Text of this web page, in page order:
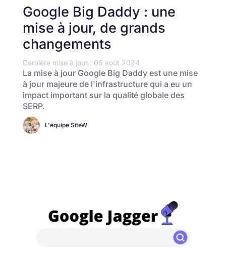
Google Big Daddy : une
mise à jour, de grands
changements
Dernière mise à jour : 06 août 2024
La mise à jour Google Big Daddy est une mise
à jour majeure de l'infrastructure qui a eu un
impact important sur la qualité globale des
SERP.
L'équipe SiteW